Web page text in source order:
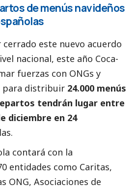
de menús navideños
cerrado este nuevo acuerdo
nacional, este año Coca-
fuerzas con ONGs y
para distribuir 24.000 menús
tendrán lugar entre
diciembre en 24
contará con la
entidades como Caritas,
ONG, Asociaciones de